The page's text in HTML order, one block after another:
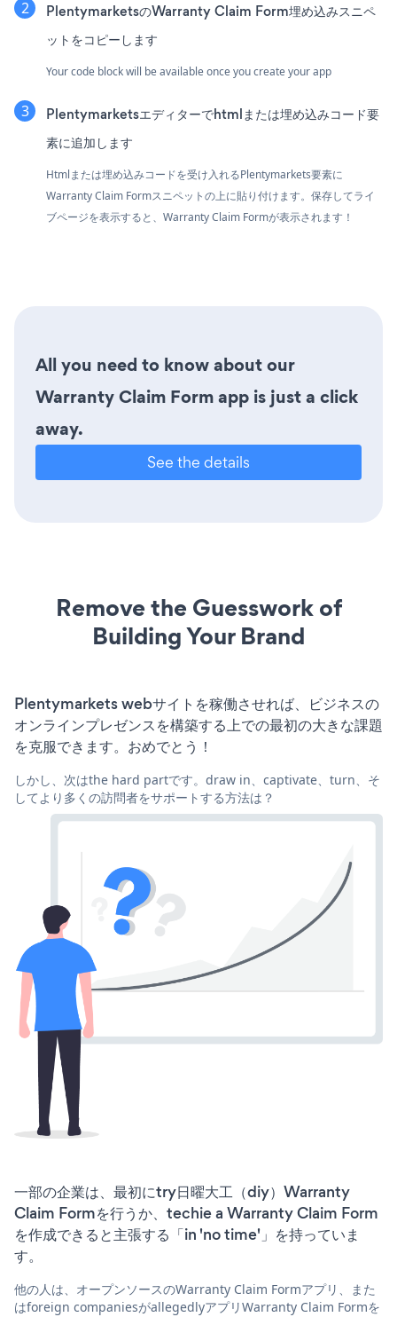
PlentymarketsのWarranty Claim Form埋め込みスニペ
ットをコピーします
Your code block will be available once you create your app
Plentymarketsエディターでhtmlまたは埋め込みコード要
素に追加します
Htmlまたは埋め込みコードを受け入れるPlentymarkets要素に
Warranty Claim Formスニペットの上に貼り付けます。保存してライ
ブページを表示すると、Warranty Claim Formが表示されます！
All you need to know about our
Warranty Claim Form app is just a click
away.
See the details
Remove the Guesswork of
Building Your Brand
Plentymarkets webサイトを稼働させれば、ビジネスの
オンラインプレゼンスを構築する上での最初の大きな課題
を克服できます。おめでとう！
しかし、次はthe hard partです。draw in、captivate、turn、そ
してより多くの訪問者をサポートする方法は？
一部の企業は、最初にtry日曜大工（diy）Warranty
Claim Formを行うか、techie a Warranty Claim Form
を作成できると主張する「in 'no time'」を持っていま
す。
他の人は、オープンソースのWarranty Claim Formアプリ、また
はforeign companiesがallegedlyアプリWarranty Claim Formを